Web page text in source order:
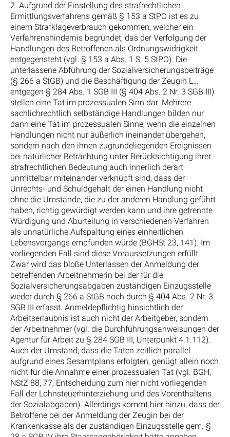
2. Aufgrund der Einstellung des strafrechtlichen
Ermittlungsverfahrens gemäß § 153 a StPO ist es zu
einem Strafklageverbrauch gekommen, welcher ein
Verfahrenshindernis begründet, das der Verfolgung der
Handlungen des Betroffenen als Ordnungswidrigkeit
entgegensteht (vgl. § 153 a Abs. 1 S. 5 StPO). Die
unterlassene Abführung der Sozialversicherungsbeiträge
(§ 266 a StGB) und die Beschäftigung der Zeugin L…
entgegen § 284 Abs. 1 SGB III (§ 404 Abs. 2 Nr. 3 SGB III)
stellen eine Tat im prozessualen Sinn dar. Mehrere
sachlichrechtlich selbständige Handlungen bilden nur
dann eine Tat im prozessualen Sinne, wenn die einzelnen
Handlungen nicht nur äußerlich ineinander übergehen,
sondern nach den ihnen zugrundeliegenden Ereignissen
bei natürlicher Betrachtung unter Berücksichtigung ihrer
strafrechtlichen Bedeutung auch innerlich derart
unmittelbar miteinander verknüpft sind, dass der
Unrechts- und Schuldgehalt der einen Handlung nicht
ohne die Umstände, die zu der anderen Handlung geführt
haben, richtig gewürdigt werden kann und ihre getrennte
Würdigung und Aburteilung in verschiedenen Verfahren
als unnatürliche Aufspaltung eines einheitlichen
Lebensvorgangs empfunden würde (BGHSt 23, 141). Im
vorliegenden Fall sind diese Voraussetzungen erfüllt.
Zwar wird das bloße Unterlassen der Anmeldung der
betreffenden Arbeitnehmerin bei der für die
Sozialversicherungsabgaben zuständigen Einzugsstelle
weder durch § 266 a StGB noch durch § 404 Abs. 2 Nr. 3
SGB III erfasst. Anmeldepflichtig hinsichtlich der
Arbeitserlaubnis ist auch nicht der Arbeitgeber, sondern
der Arbeitnehmer (vgl. die Durchführungsanweisungen der
Agentur für Arbeit zu § 284 SGB III, Unterpunkt 4.1.112).
Auch der Umstand, dass die Taten zeitlich parallel
aufgrund eines Gesamtplans erfolgten, genügt allein noch
nicht für die Annahme einer prozessualen Tat (vgl. BGH,
NStZ 88, 77, Entscheidung zum hier nicht vorliegenden
Fall der Lohnsteuerhinterziehung und des Vorenthaltens
der Sozialabgaben). Allerdings kommt hier hinzu, dass der
Betroffene bei der Anmeldung der Zeugin bei der
Krankenkasse als der zuständigen Einzugsstelle gem. §